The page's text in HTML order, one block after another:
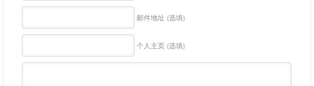
邮件地址 (选填)
个人主页 (选填)